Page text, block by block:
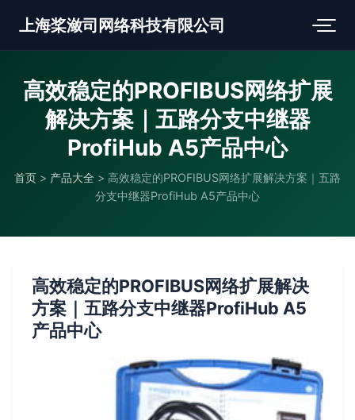
上海桨潋司网络科技有限公司
高效稳定的PROFIBUS网络扩展
解决方案｜五路分支中继器
ProfiHub A5产品中心
首页 > 产品大全 > 高效稳定的PROFIBUS网络扩展解决方案｜五路
分支中继器ProfiHub A5产品中心
高效稳定的PROFIBUS网络扩展解决
方案｜五路分支中继器ProfiHub A5
产品中心